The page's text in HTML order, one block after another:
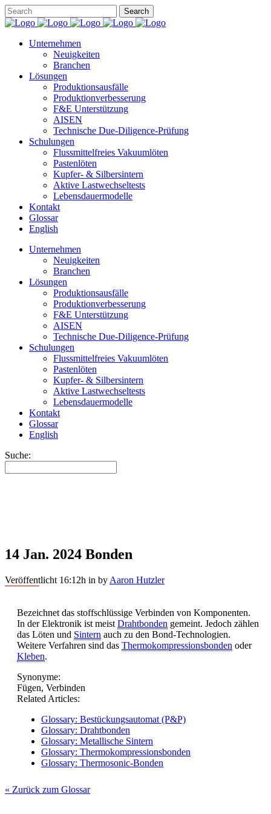
Unternehmen
Neuigkeiten
Branchen
Lösungen
Produktionsausfälle
Produktionverbesserung
F&E Unterstützung
AISEN
Technische Due-Diligence-Prüfung
Schulungen
Flussmittelfreies Vakuumlöten
Pastenlöten
Kupfer- & Silbersintern
Aktive Lastwechseltests
Lebensdauermodelle
Kontakt
Glossar
English
Unternehmen
Neuigkeiten
Branchen
Lösungen
Produktionsausfälle
Produktionverbesserung
F&E Unterstützung
AISEN
Technische Due-Diligence-Prüfung
Schulungen
Flussmittelfreies Vakuumlöten
Pastenlöten
Kupfer- & Silbersintern
Aktive Lastwechseltests
Lebensdauermodelle
Kontakt
Glossar
English
Suche:
14 Jan. 2024 Bonden
Veröffentlicht 16:12h in by Aaron Hutzler
Bezeichnet das stoffschlüssige Verbinden von Komponenten.
In der Elektronik ist meist Drahtbonden gemeint. Jedoch zählen
das Löten und Sintern auch zu den Bond-Technologien.
Weitere Verfahren sind das Thermokompressionsbonden oder
Kleben.
Synonyme:
Fügen, Verbinden
Related Articles:
Glossary: Bestückungsautomat (P&P)
Glossary: Drahtbonden
Glossary: Metallische Sintern
Glossary: Thermokompressionsbonden
Glossary: Thermosonic-Bonden
« Zurück zum Glossar